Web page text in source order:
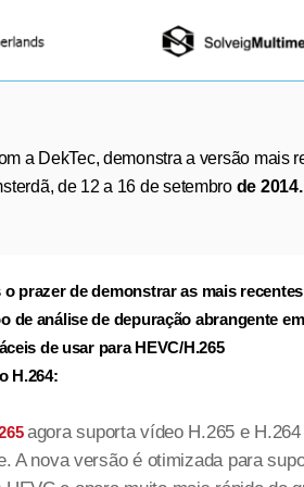
a DekTec, demonstra a versão mais
de 12 a 16 de setembro de 2014.
o prazer de demonstrar as mais
de análise de depuração abrangente
de usar para HEVC/H.265
H.264:
agora suporta vídeo H.265 e
A nova versão é otimizada para